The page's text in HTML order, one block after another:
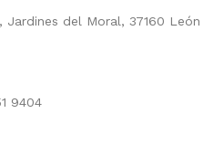
Jardines del Moral, 37160 León
9404